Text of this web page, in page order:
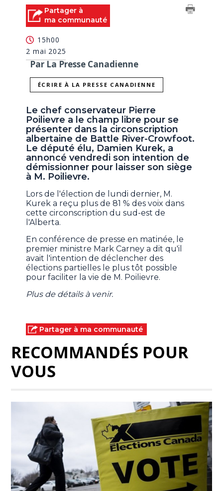
Partager à
ma communauté
15h00
2 mai 2025
Par La Presse Canadienne
ÉCRIRE À LA PRESSE CANADIENNE
Le chef conservateur Pierre
Poilievre a le champ libre pour se
présenter dans la circonscription
albertaine de Battle River-Crowfoot.
Le député élu, Damien Kurek, a
annoncé vendredi son intention de
démissionner pour laisser son siège
à M. Poilievre.
Lors de l'élection de lundi dernier, M.
Kurek a reçu plus de 81 % des voix dans
cette circonscription du sud-est de
l'Alberta.
En conférence de presse en matinée, le
premier ministre Mark Carney a dit qu'il
avait l'intention de déclencher des
élections partielles le plus tôt possible
pour faciliter la vie de M. Poilievre.
Plus de détails à venir.
Partager à ma communauté
RECOMMANDÉS POUR
VOUS